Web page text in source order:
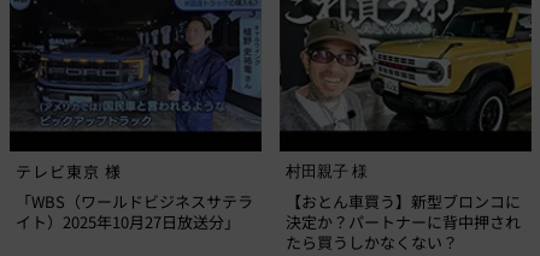
テレビ東京 様
「WBS（ワールドビジネスサテラ
イト）2025年10月27日放送分」
村田親子 様
【おとん車買う】新型ブロンコに
決定か？パートナーに背中押され
たら買うしかなくない？